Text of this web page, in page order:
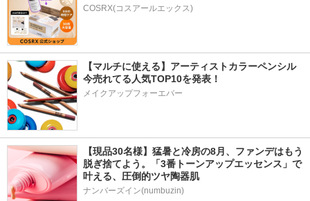
COSRX(コスアールエックス)
【マルチに使える】アーティストカラーペンシル
今売れてる人気TOP10を発表！
メイクアップフォーエバー
【現品30名様】猛暑と冷房の8月、ファンデはもう
脱ぎ捨てよう。「3番トーンアップエッセンス」で
叶える、圧倒的ツヤ陶器肌
ナンバーズイン(numbuzin)